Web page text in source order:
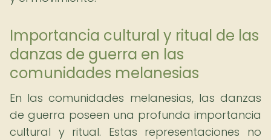
Importancia cultural y ritual de las
danzas de guerra en las
comunidades melanesias
En las comunidades melanesias, las danzas
de guerra poseen una profunda importancia
cultural y ritual. Estas representaciones no